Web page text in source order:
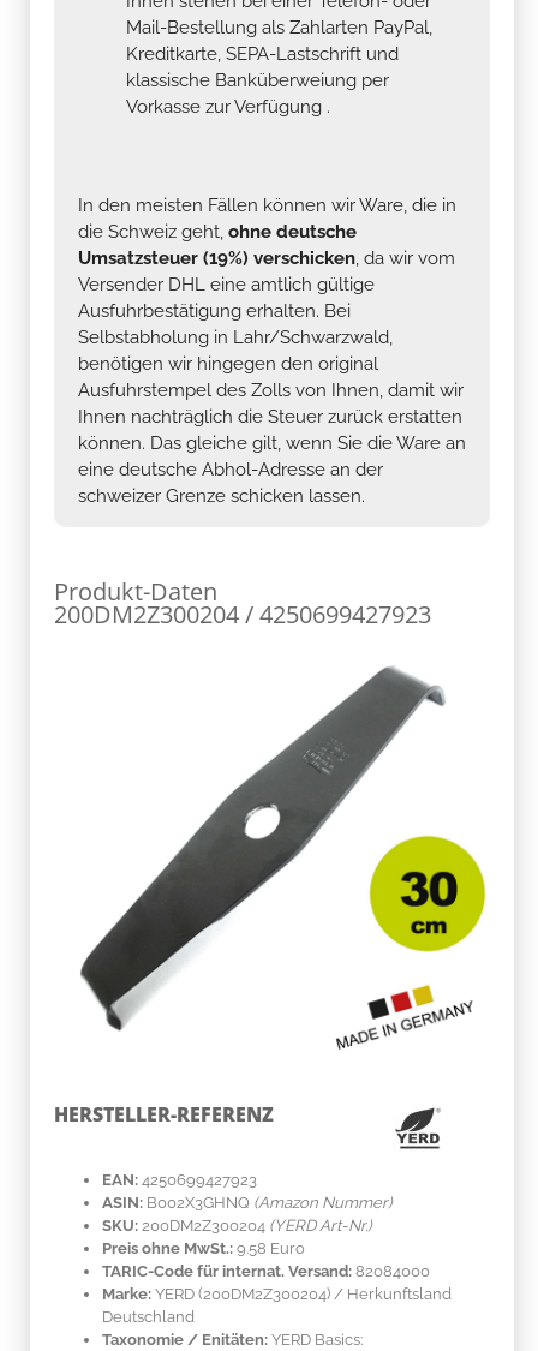
Mail-Bestellung als Zahlarten PayPal,
Kreditkarte, SEPA-Lastschrift und
klassische Banküberweiung per
Vorkasse zur Verfügung .
In den meisten Fällen können wir Ware, die in
die Schweiz geht, ohne deutsche
Umsatzsteuer (19%) verschicken, da wir vom
Versender DHL eine amtlich gültige
Ausfuhrbestätigung erhalten. Bei
Selbstabholung in Lahr/Schwarzwald,
benötigen wir hingegen den original
Ausfuhrstempel des Zolls von Ihnen, damit wir
Ihnen nachträglich die Steuer zurück erstatten
können. Das gleiche gilt, wenn Sie die Ware an
eine deutsche Abhol-Adresse an der
schweizer Grenze schicken lassen.
Produkt-Daten
200DM2Z300204 / 4250699427923
HERSTELLER-REFERENZ
EAN: 4250699427923
ASIN: B002X3GHNQ (Amazon Nummer)
SKU: 200DM2Z300204 (YERD Art-Nr.)
Preis ohne MwSt.: 9.58 Euro
TARIC-Code für internat. Versand: 82084000
Marke: YERD (200DM2Z300204) / Herkunftsland
Deutschland
Taxonomie / Enitäten: YERD Basics: